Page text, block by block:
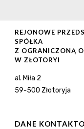
REJONOWE
SPÓŁKA
Z OGRANICZONĄ
W ZŁOTORYI
al. Miła 2
59-500 Złotoryja
DANE